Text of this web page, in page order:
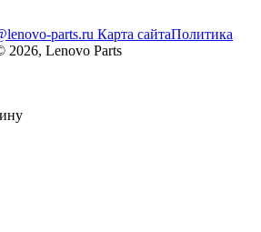
parts.ru Карта сайтаПолитика
2026, Lenovo Parts